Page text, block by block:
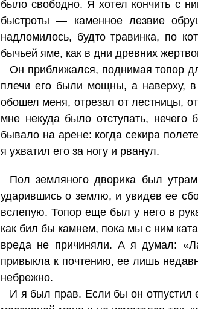
было свободно. Я хотел кончить с
быстроты — каменное лезвие
надломилось, будто травинка, по
бычьей яме, как в дни древних
Он приближался, поднимая топор
плечи его были мощны, а наверху,
обошел меня, отрезал от лестницы,
мне некуда было отступать,
бывало на арене: когда секира
я ухватил его за ногу и рванул.
Пол земляного дворика был
ударившись о землю, и увидев ее
вслепую. Топор еще был у него в
как бил бы камнем, пока мы с ним
вреда не причиняли. А я думал:
привыкла к почтению, ее лишь
небрежно.
И я был прав. Если бы он